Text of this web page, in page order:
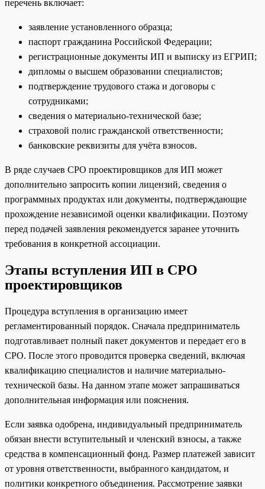
перечень включает:
заявление установленного образца;
паспорт гражданина Российской Федерации;
регистрационные документы ИП и выписку из ЕГРИП;
дипломы о высшем образовании специалистов;
подтверждение трудового стажа и договоры с
сотрудниками;
сведения о материально-технической базе;
страховой полис гражданской ответственности;
банковские реквизиты для учёта взносов.
В ряде случаев СРО проектировщиков для ИП может
дополнительно запросить копии лицензий, сведения о
программных продуктах или документы, подтверждающие
прохождение независимой оценки квалификации. Поэтому
перед подачей заявления рекомендуется заранее уточнить
требования в конкретной ассоциации.
Этапы вступления ИП в СРО
проектировщиков
Процедура вступления в организацию имеет
регламентированный порядок. Сначала предприниматель
подготавливает полный пакет документов и передает его в
СРО. После этого проводится проверка сведений, включая
квалификацию специалистов и наличие материально-
технической базы. На данном этапе может запрашиваться
дополнительная информация или пояснения.
Если заявка одобрена, индивидуальный предприниматель
обязан внести вступительный и членский взносы, а также
средства в компенсационный фонд. Размер платежей зависит
от уровня ответственности, выбранного кандидатом, и
политики конкретного объединения. Рассмотрение заявки